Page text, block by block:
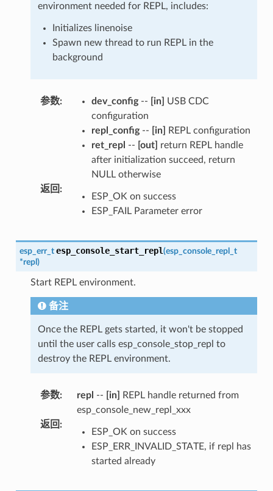
environment needed for REPL, includes:
Initializes linenoise
Spawn new thread to run REPL in the
background
参数: dev_config-- [in]
USB CDC
configuration
repl_config-- [in]
REPL configuration
ret_repl -- [out]
return REPL handle
after initialization succeed, return
NULL otherwise
返回 :
ESP_OK on success
ESP_FAIL Parameter error
esp_err_t esp_console_start_repl(esp_console_repl_t
*repl )
Start REPL environment.
备注
Once the REPL gets started, it won't be stopped
until the user calls esp_console_stop_repl to
destroy the REPL environment.
参数: repl -- [in]
REPL handle returned from
esp_console_new_repl_xxx
返回 :
ESP_OK on success
ESP_ERR_INVALID_STATE, if repl has
started already